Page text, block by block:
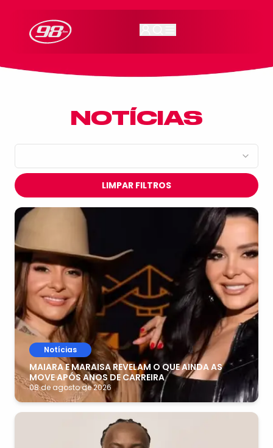
98FM Curitiba
NOTÍCIAS
LIMPAR FILTROS
Notícias
MAIARA E MARAISA REVELAM O QUE AINDA AS
MOVE APÓS ANOS DE CARREIRA
08 de agosto de 2026